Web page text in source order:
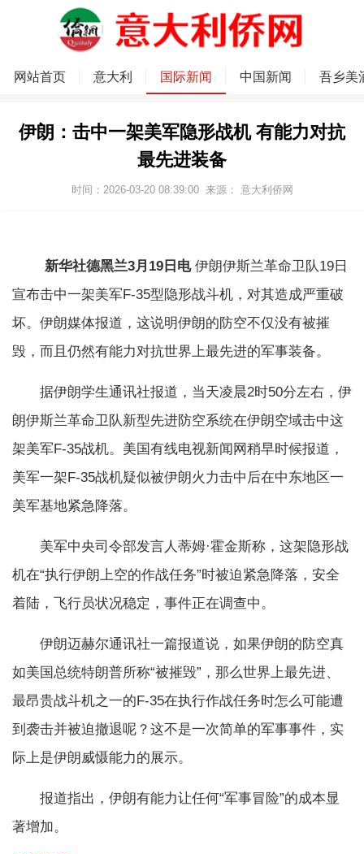
网站首页 意大利 国际新闻 中国新闻 吾乡美
伊朗：击中一架美军隐形战机 有能力对抗
最先进装备
时间：2026-03-20 08:39:00 来源： 意大利侨网
新华社德黑兰3月19日电伊朗伊斯兰革命卫队19日
宣布击中一架美军F-35型隐形战斗机，对其造成严重破
坏。伊朗媒体报道，这说明伊朗的防空不仅没有被摧
毁，而且仍然有能力对抗世界上最先进的军事装备。
据伊朗学生通讯社报道，当天凌晨2时50分左右，伊
朗伊斯兰革命卫队新型先进防空系统在伊朗空域击中这
架美军F-35战机。美国有线电视新闻网稍早时候报道，
美军一架F-35战机疑似被伊朗火力击中后在中东地区一
美军基地紧急降落。
美军中央司令部发言人蒂姆·霍金斯称，这架隐形战
机在“执行伊朗上空的作战任务”时被迫紧急降落，安全
着陆，飞行员状况稳定，事件正在调查中。
伊朗迈赫尔通讯社一篇报道说，如果伊朗的防空真
如美国总统特朗普所称“被摧毁”，那么世界上最先进、
最昂贵战斗机之一的F-35在执行作战任务时怎么可能遭
到袭击并被迫撤退呢？这不是一次简单的军事事件，实
际上是伊朗威慑能力的展示。
报道指出，伊朗有能力让任何“军事冒险”的成本显
著增加。